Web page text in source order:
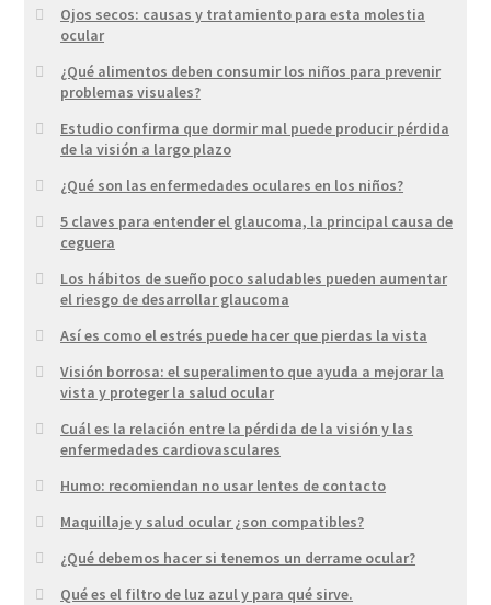
Ojos secos: causas y tratamiento para esta molestia
ocular
¿Qué alimentos deben consumir los niños para prevenir
problemas visuales?
Estudio confirma que dormir mal puede producir pérdida
de la visión a largo plazo
¿Qué son las enfermedades oculares en los niños?
5 claves para entender el glaucoma, la principal causa de
ceguera
Los hábitos de sueño poco saludables pueden aumentar
el riesgo de desarrollar glaucoma
Así es como el estrés puede hacer que pierdas la vista
Visión borrosa: el superalimento que ayuda a mejorar la
vista y proteger la salud ocular
Cuál es la relación entre la pérdida de la visión y las
enfermedades cardiovasculares
Humo: recomiendan no usar lentes de contacto
Maquillaje y salud ocular ¿son compatibles?
¿Qué debemos hacer si tenemos un derrame ocular?
Qué es el filtro de luz azul y para qué sirve.